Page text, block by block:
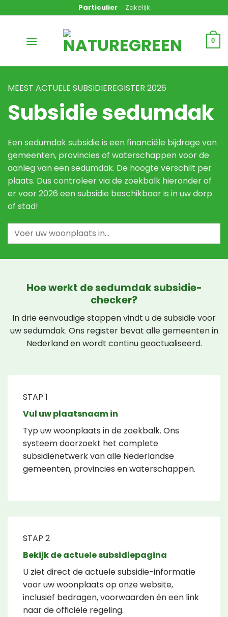
naar
Particulier Zakelijk
0
MEEST ACTUELE SUBSIDIEREGISTER 2026
Subsidie sedumdak
Eensedumdaksubsidie is een financiële bijdrage van
gemeenten, provincies of waterschappen voor de
aanleg van een sedumdak. De hoogte verschilt per
plaats. Dus controleer via de zoekbalk hieronder of
er voor 2026 een subsidie beschikbaar is in uw dorp
of stad!
Hoe werkt de sedumdak subsidie-
checker?
In drie eenvoudige stappen vindt u de subsidie voor
uw sedumdak. Ons register bevat alle gemeenten in
Nederland en wordt continu geactualiseerd.
STAP 1
Vul uw plaatsnaam in
Typ uw woonplaats in de zoekbalk. Ons
systeem doorzoekt het complete
subsidienetwerk van alle Nederlandse
gemeenten, provincies en waterschappen.
STAP 2
Bekijk de actuele subsidiepagina
U ziet direct de actuele subsidie-informatie
voor uw woonplaats op onze website,
inclusief bedragen, voorwaarden én een link
naar de officiële regeling.